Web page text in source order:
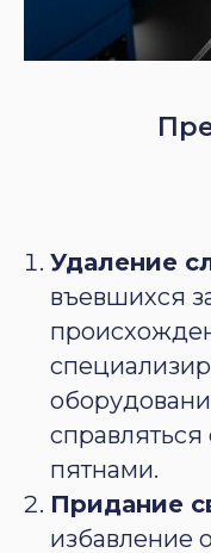
Удаление
въевшихся
пятнами.
Придание
избавление